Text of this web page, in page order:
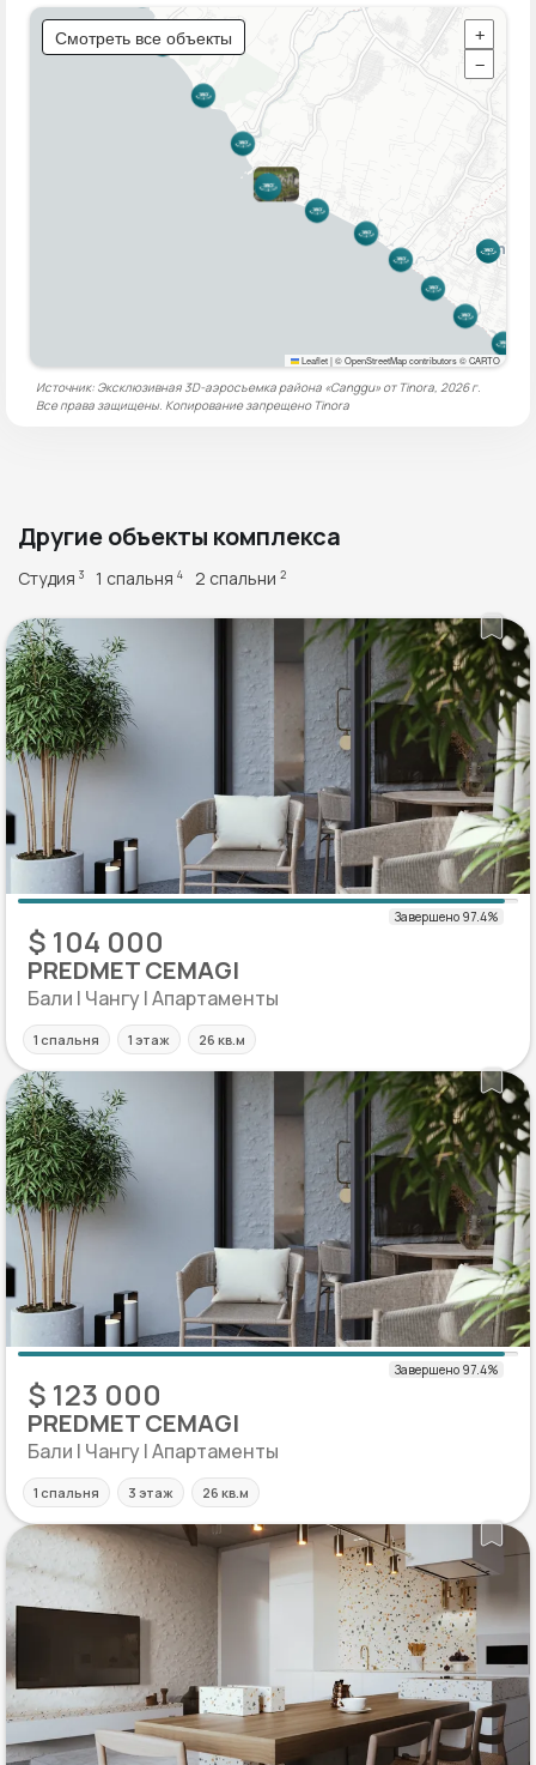
Смотреть все объекты
+
−
Leaflet|© OpenStreetMap contributors © CARTO
Источник: Эксклюзивная 3D-аэросъемка района «Canggu» от Tinora, 2026 г.
Все права защищены. Копирование запрещено Tinora
Другие объекты комплекса
Студия 3 1 спальня 4 2 спальни 2
$ 104 000
PREDMET CEMAGI
Бали | Чангу | Апартаменты
1 спальня 1 этаж 26 кв.м
$ 123 000
PREDMET CEMAGI
Бали | Чангу | Апартаменты
1 спальня 3 этаж 26 кв.м